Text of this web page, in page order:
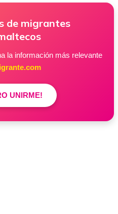
de migrantes
la información más relevante
UNIRME!